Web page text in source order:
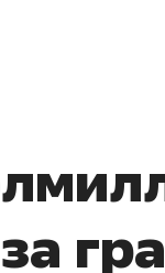
может
минимум